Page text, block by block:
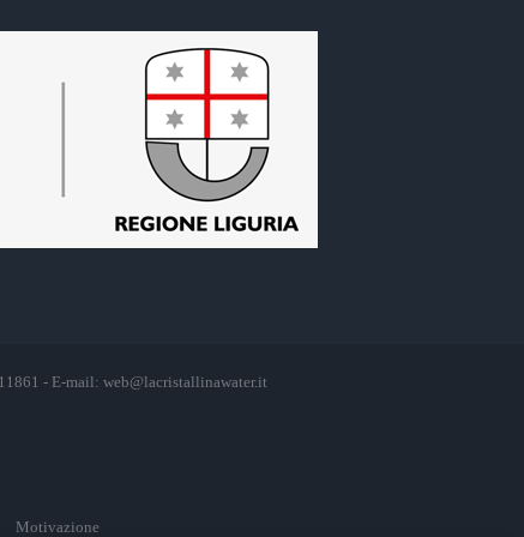
- E-mail: web@lacristallinawater.it
Motivazione